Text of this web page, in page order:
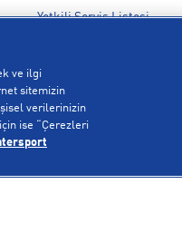
Yetkili Servis Listesi
ve ilgi
sitemizin
verilerinizin
ise “Çerezleri